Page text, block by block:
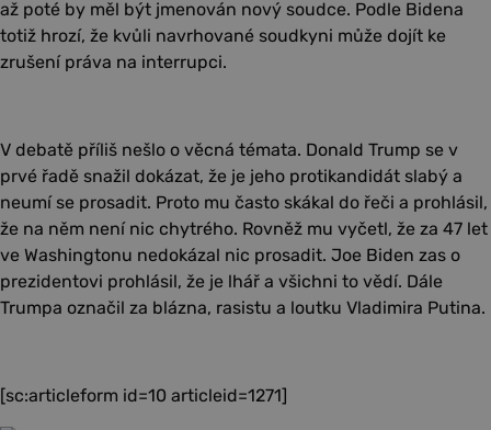
až poté by měl být jmenován nový soudce. Podle Bidena
totiž hrozí, že kvůli navrhované soudkyni může dojít ke
zrušení práva na interrupci.
V debatě příliš nešlo o věcná témata. Donald Trump se v
prvé řadě snažil dokázat, že je jeho protikandidát slabý a
neumí se prosadit. Proto mu často skákal do řeči a prohlásil,
že na něm není nic chytrého. Rovněž mu vyčetl, že za 47 let
ve Washingtonu nedokázal nic prosadit. Joe Biden zas o
prezidentovi prohlásil, že je lhář a všichni to vědí. Dále
Trumpa označil za blázna, rasistu a loutku Vladimira Putina.
[sc:articleform id=10 articleid=1271]